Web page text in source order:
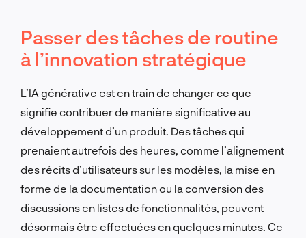
Passer des tâches de routine
à l’innovation stratégique
L’IA générative est en train de changer ce que
signifie contribuer de manière significative au
développement d’un produit. Des tâches qui
prenaient autrefois des heures, comme l’alignement
des récits d’utilisateurs sur les modèles, la mise en
forme de la documentation ou la conversion des
discussions en listes de fonctionnalités, peuvent
désormais être effectuées en quelques minutes. Ce